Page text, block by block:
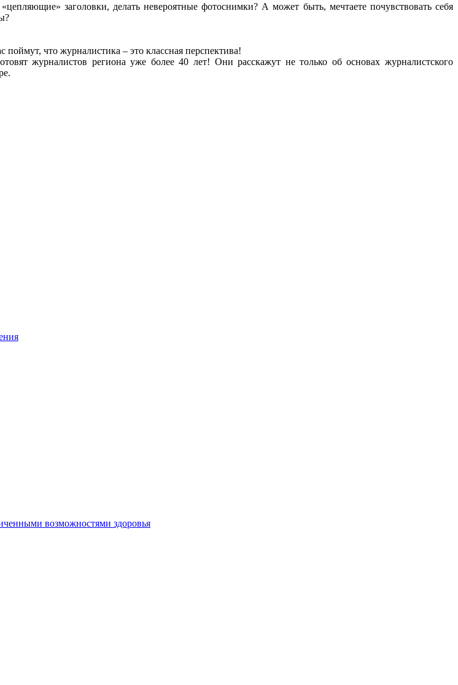
заголовки, делать невероятные фотоснимки? А может быть, мечтаете почувствовать себя
что журналистика – это классная перспектива!
журналистов региона уже более 40 лет! Они расскажут не только об основах журналистского
возможностями здоровья